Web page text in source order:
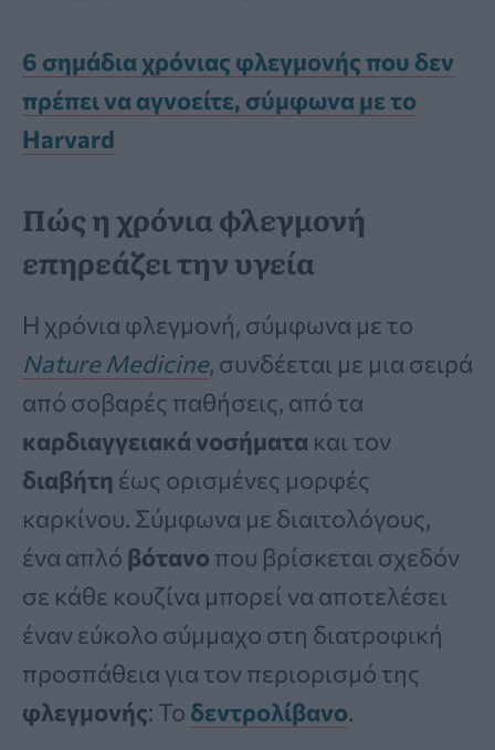
6 σημάδια χρόνιας φλεγμονής που δεν
πρέπει να αγνοείτε, σύμφωνα με το
Harvard
Πώς η χρόνια φλεγμονή
επηρεάζει την υγεία
Η χρόνια φλεγμονή, σύμφωνα με το
Nature Medicine, συνδέεται με μια σειρά
από σοβαρές παθήσεις, από τα
καρδιαγγειακά νοσήματα και τον
διαβήτη έως ορισμένες μορφές
καρκίνου. Σύμφωνα με διαιτολόγους,
ένα απλό βότανο που βρίσκεται σχεδόν
σε κάθε κουζίνα μπορεί να αποτελέσει
έναν εύκολο σύμμαχο στη διατροφική
προσπάθεια για τον περιορισμό της
φλεγμονής: Το δεντρολίβανο.